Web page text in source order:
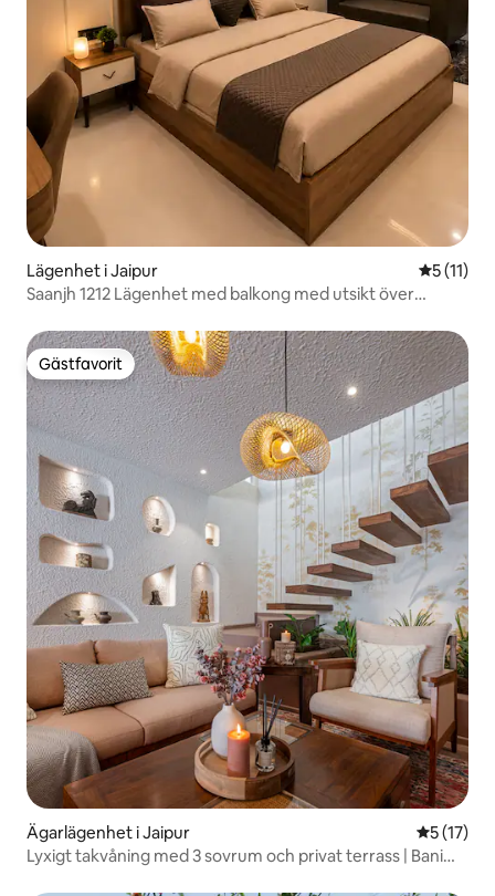
Lägenhet i Jaipur 5 av 5 i
5 (11)
Saanjh 1212 Lägenhet med balkong med utsikt över
Gästfavorit
Gästfavorit
Ägarlägenhet i Jaipur 5 av 5 i
5 (17)
Lyxigt takvåning med 3 sovrum och privat terrass | Bani